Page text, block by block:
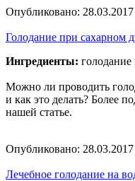
Опубликовано: 28.03.2017
Голодание при сахарном
Ингредиенты: голодание
Можно ли проводить
и как это делать? Более
нашей статье.
Опубликовано: 28.03.2017
Лечебное голодание на